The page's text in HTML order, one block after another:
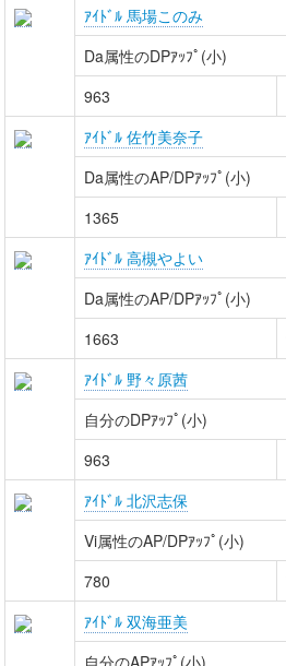
ｱｲﾄﾞﾙ 馬場このみ
Da属性のDPｱｯﾌﾟ(小)
963
ｱｲﾄﾞﾙ 佐竹美奈子
Da属性のAP/DPｱｯﾌﾟ(小)
1365
ｱｲﾄﾞﾙ 高槻やよい
Da属性のAP/DPｱｯﾌﾟ(小)
1663
ｱｲﾄﾞﾙ 野々原茜
自分のDPｱｯﾌﾟ(小)
963
ｱｲﾄﾞﾙ 北沢志保
Vi属性のAP/DPｱｯﾌﾟ(小)
780
ｱｲﾄﾞﾙ 双海亜美
自分のAPｱｯﾌﾟ(小)